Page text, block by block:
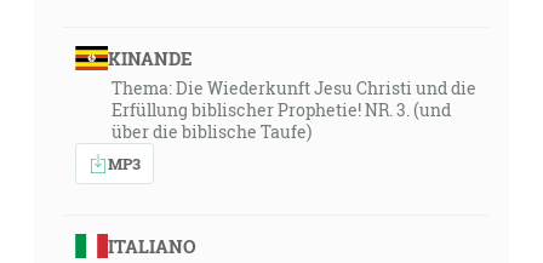
KINANDE
Thema: Die Wiederkunft Jesu Christi und die
Erfüllung biblischer Prophetie! NR. 3. (und
über die biblische Taufe)
MP3
ITALIANO